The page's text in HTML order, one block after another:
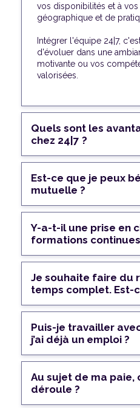
vos disponibilités et à
géographique et de
Intégrer l'équipe 24|7,
d'évoluer dans une
motivante ou vos
valorisées.
Quels sont les
chez 24|7 ?
Est-ce que je peux
mutuelle ?
Y-a-t-il une prise en
formations
Je souhaite faire du
temps complet. Est-
Puis-je travailler
j’ai déjà un emploi ?
Au sujet de ma paie,
déroule ?